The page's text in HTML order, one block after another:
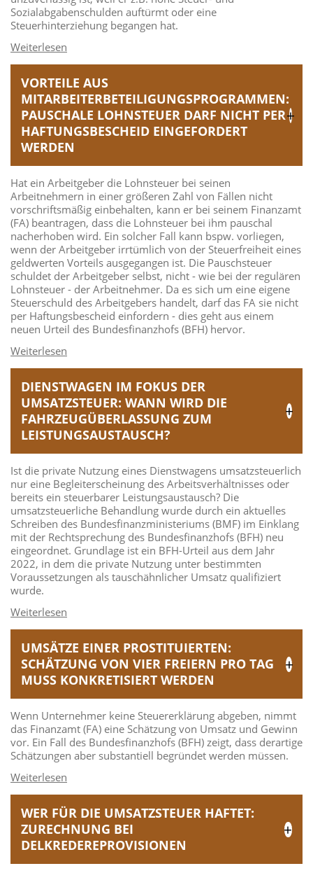
Sozialabgabenschulden auftürmt oder eine
Steuerhinterziehung begangen hat.
VORTEILE AUS
MITARBEITERBETEILIGUNGSPROGRAMMEN:
PAUSCHALE LOHNSTEUER DARF NICHT PER
HAFTUNGSBESCHEID EINGEFORDERT
WERDEN
Hat ein Arbeitgeber die Lohnsteuer bei seinen
Arbeitnehmern in einer größeren Zahl von Fällen nicht
vorschriftsmäßig einbehalten, kann er bei seinem Finanzamt
(FA) beantragen, dass die Lohnsteuer bei ihm pauschal
nacherhoben wird. Ein solcher Fall kann bspw. vorliegen,
wenn der Arbeitgeber irrtümlich von der Steuerfreiheit eines
geldwerten Vorteils ausgegangen ist. Die Pauschsteuer
schuldet der Arbeitgeber selbst, nicht - wie bei der regulären
Lohnsteuer - der Arbeitnehmer. Da es sich um eine eigene
Steuerschuld des Arbeitgebers handelt, darf das FA sie nicht
per Haftungsbescheid einfordern - dies geht aus einem
neuen Urteil des Bundesfinanzhofs (BFH) hervor.
DIENSTWAGEN IM FOKUS DER
UMSATZSTEUER: WANN WIRD DIE
FAHRZEUGÜBERLASSUNG ZUM
LEISTUNGSAUSTAUSCH?
Ist die private Nutzung eines Dienstwagens umsatzsteuerlich
nur eine Begleiterscheinung des Arbeitsverhältnisses oder
bereits ein steuerbarer Leistungsaustausch? Die
umsatzsteuerliche Behandlung wurde durch ein aktuelles
Schreiben des Bundesfinanzministeriums (BMF) im Einklang
mit der Rechtsprechung des Bundesfinanzhofs (BFH) neu
eingeordnet. Grundlage ist ein BFH-Urteil aus dem Jahr
2022, in dem die private Nutzung unter bestimmten
Voraussetzungen als tauschähnlicher Umsatz qualifiziert
wurde.
UMSÄTZE EINER PROSTITUIERTEN:
SCHÄTZUNG VON VIER FREIERN PRO TAG
MUSS KONKRETISIERT WERDEN
Wenn Unternehmer keine Steuererklärung abgeben, nimmt
das Finanzamt (FA) eine Schätzung von Umsatz und Gewinn
vor. Ein Fall des Bundesfinanzhofs (BFH) zeigt, dass derartige
Schätzungen aber substantiell begründet werden müssen.
WER FÜR DIE UMSATZSTEUER HAFTET:
ZURECHNUNG BEI
DELKREDEREPROVISIONEN